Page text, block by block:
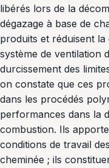
libérés lors de la
dégazage à base de
produits et réduisent
système de ventilation
durcissement des
on constate que ces
dans les procédés
performances dans la
combustion. Ils
conditions de travail
cheminée ; ils